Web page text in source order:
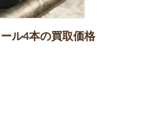
ル4本の買取価格